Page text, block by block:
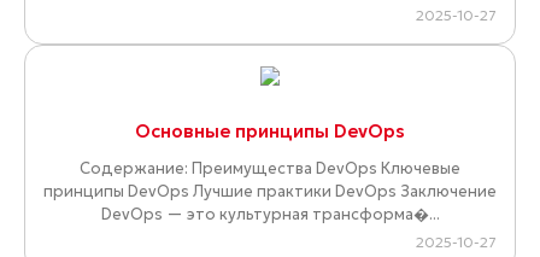
2025-10-27
Основные принципы DevOps
Содержание: Преимущества DevOps Ключевые
принципы DevOps Лучшие практики DevOps Заключение
DevOps — это культурная трансформа�...
2025-10-27